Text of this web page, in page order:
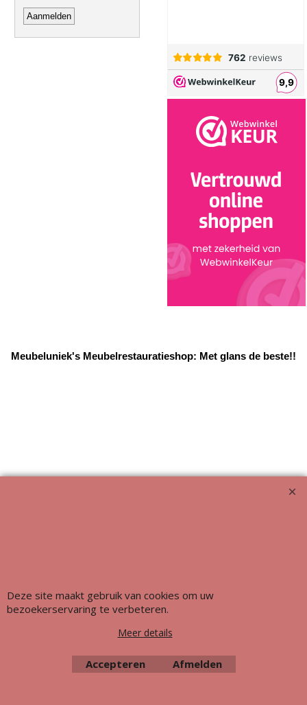
Meubeluniek's Meubelrestauratieshop: Met glans de beste!!
Deze site maakt gebruik van cookies om uw
bezoekerservaring te verbeteren.
Meer details
Accepteren Afmelden